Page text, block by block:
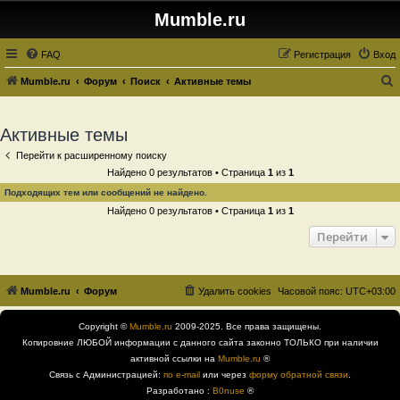
Mumble.ru
FAQ Вход
Регистрация
Mumble.ru Форум Поиск Активные темы
Активные темы
Перейти к расширенному поиску
Найдено 0 результатов • Страница 1из 1
Подходящих тем или сообщений не найдено.
Найдено 0 результатов • Страница 1из 1
Перейти
Mumble.ru Форум Часовой пояс: UTC+03:00
Удалить cookies
Copyright ©Mumble.ru 2009-2025. Все права защищены.
Копировние ЛЮБОЙ информации с данного сайта законно ТОЛЬКО при наличии
активной ссылки на Mumble.ru ®
Связь с Администрацией: по e-mail или через форму обратной связи
Разработано : B0nuse ®